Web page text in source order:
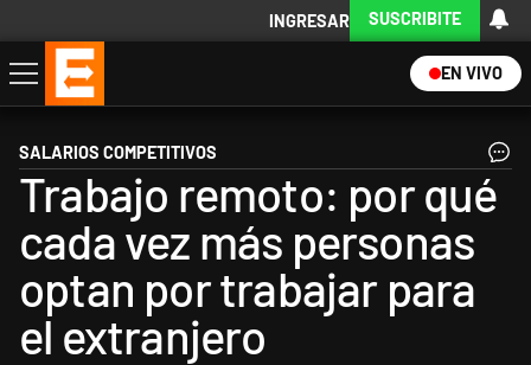
INGRESAR SUSCRIBITE
EN VIVO
Economía
Política
Internacional
Actualidad
Descargá la App
SALARIOS COMPETITIVOS
Trabajo remoto: por qué
cada vez más personas
optan por trabajar para
el extranjero